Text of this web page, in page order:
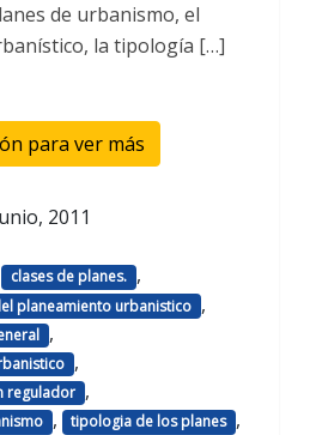
de urbanismo, el
la tipología […]
para ver más
2011
clases de planes. ,
planeamiento urbanistico ,
,
,
regulador ,
, tipologia de los planes ,